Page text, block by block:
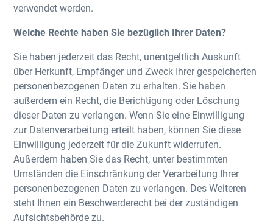
verwendet werden.
Welche Rechte haben Sie bezüglich Ihrer Daten?
Sie haben jederzeit das Recht, unentgeltlich Auskunft
über Herkunft, Empfänger und Zweck Ihrer gespeicherten
personenbezogenen Daten zu erhalten. Sie haben
außerdem ein Recht, die Berichtigung oder Löschung
dieser Daten zu verlangen. Wenn Sie eine Einwilligung
zur Datenverarbeitung erteilt haben, können Sie diese
Einwilligung jederzeit für die Zukunft widerrufen.
Außerdem haben Sie das Recht, unter bestimmten
Umständen die Einschränkung der Verarbeitung Ihrer
personenbezogenen Daten zu verlangen. Des Weiteren
steht Ihnen ein Beschwerderecht bei der zuständigen
Aufsichtsbehörde zu.